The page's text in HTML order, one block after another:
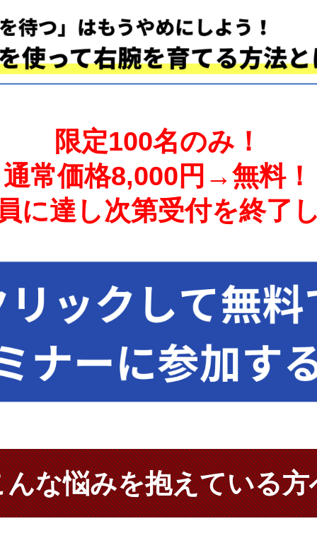
限定100名のみ！
通常価格8,000円→無料！
に達し次第受付を終了
んな悩みを抱えている方